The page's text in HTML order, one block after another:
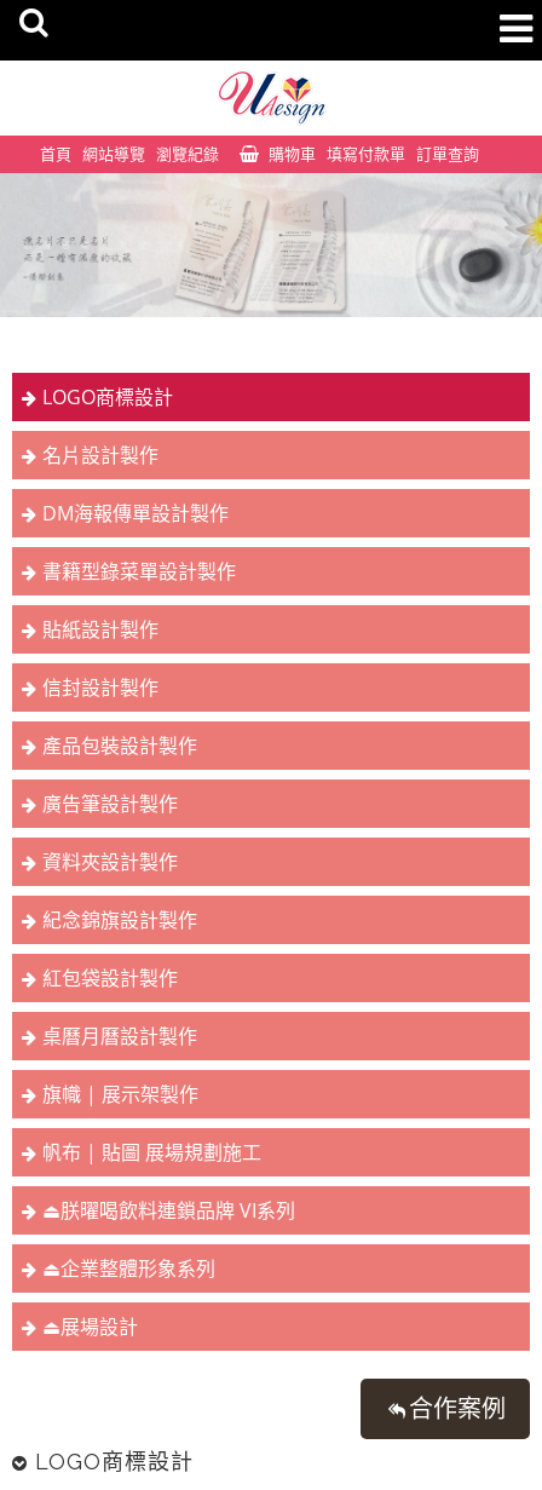
首頁 網站導覽 瀏覽紀錄 購物車 填寫付款單 訂單查詢
LOGO商標設計
名片設計製作
DM海報傳單設計製作
書籍型錄菜單設計製作
貼紙設計製作
信封設計製作
產品包裝設計製作
廣告筆設計製作
資料夾設計製作
紀念錦旗設計製作
紅包袋設計製作
桌曆月曆設計製作
旗幟 | 展示架製作
帆布 | 貼圖 展場規劃施工
⏏︎朕曜喝飲料連鎖品牌 VI系列
⏏︎企業整體形象系列
⏏︎展場設計
合作案例
LOGO商標設計